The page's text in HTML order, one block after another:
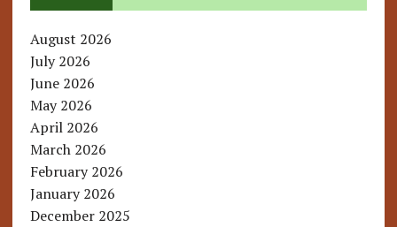
August 2026
July 2026
June 2026
May 2026
April 2026
March 2026
February 2026
January 2026
December 2025